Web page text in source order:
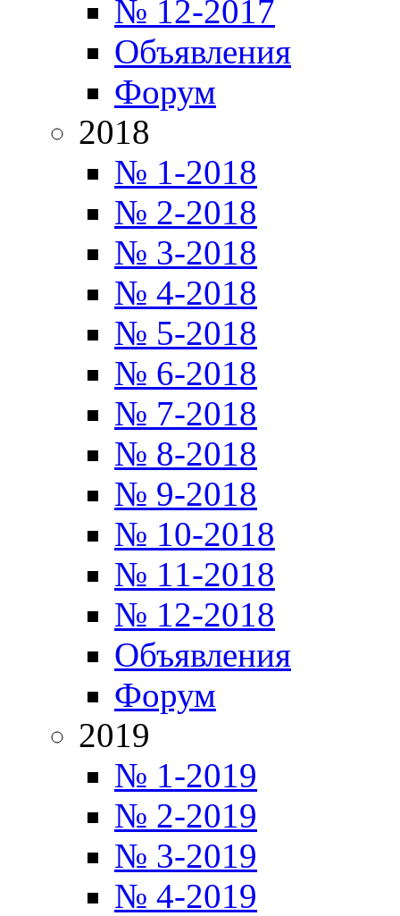
№ 12-2017
Объявления
Форум
2018
№ 1-2018
№ 2-2018
№ 3-2018
№ 4-2018
№ 5-2018
№ 6-2018
№ 7-2018
№ 8-2018
№ 9-2018
№ 10-2018
№ 11-2018
№ 12-2018
Объявления
Форум
2019
№ 1-2019
№ 2-2019
№ 3-2019
№ 4-2019